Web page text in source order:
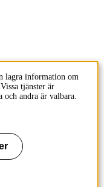
lagra information om
tjänster är
och andra är valbara.